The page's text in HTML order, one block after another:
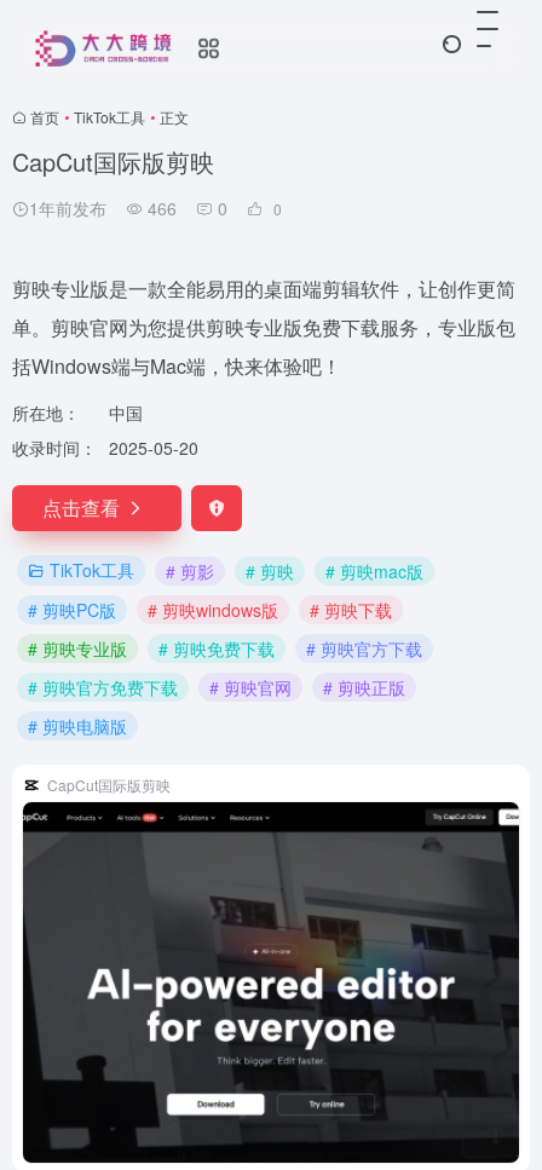
首页 • TikTok工具 • 正文
CapCut国际版剪映
1年前发布 466 0 0
剪映专业版是一款全能易用的桌面端剪辑软件，让创作更简
单。剪映官网为您提供剪映专业版免费下载服务，专业版包
括Windows端与Mac端，快来体验吧！
所在地：
中国
收录时间：
2025-05-20
点击查看
TikTok工具 # 剪影 # 剪映
# 剪映mac版
# 剪映PC版
# 剪映windows版
# 剪映下载
# 剪映专业版
# 剪映免费下载
# 剪映官方下载
# 剪映官方免费下载
# 剪映官网
# 剪映正版
# 剪映电脑版
CapCut国际版剪映